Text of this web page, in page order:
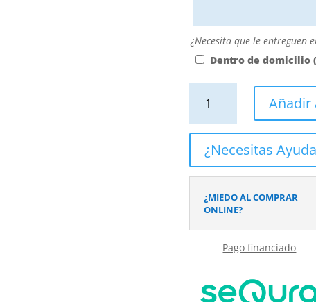
escribiendo
aquí
o
con
nosotros.
precio
será
el
desplegable
su
¿Necesita
que
dentro
su
¿Necesita que le entreguen
Dentro de domicilio
ducha
efecto
Terrazo
VOLTRAZZO
antideslizante
3D
moderno
Añadir
¿Necesitas
¿MIEDO AL COMPRAR
ONLINE?
Pago financiado